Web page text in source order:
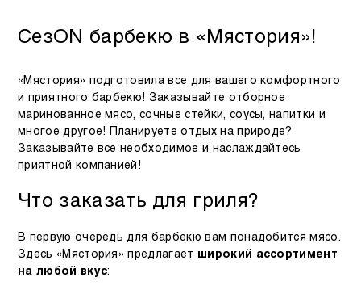
СезON барбекю в «Мястория»!
«Мястория» подготовила все для вашего комфортного
и приятного барбекю! Заказывайте отборное
маринованное мясо, сочные стейки, соусы, напитки и
многое другое! Планируете отдых на природе?
Заказывайте все необходимое и наслаждайтесь
приятной компанией!
Что заказать для гриля?
В первую очередь для барбекю вам понадобится мясо.
Здесь «Мястория» предлагает
широкий ассортимент
на любой вкус: